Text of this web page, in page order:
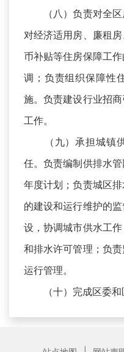
（八）负责对全区
对经济适用房、廉租
币补贴等住房保障工
调；负责组织保障性
施。负责建设行业招
工作。
（九）承担城镇供
任。负责编制供排水
年度计划；负责城区
的建设和运行维护的
设，协调城市供水工
和排水许可管理；负
运行管理。
（十）完成区委和